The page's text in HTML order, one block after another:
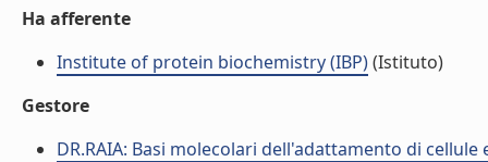
Ha afferente
Institute of protein biochemistry (IBP)(Istituto)
Gestore
DR.RAIA: Basi molecolari dell'adattamento di